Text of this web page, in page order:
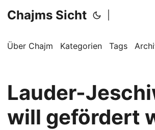
Chajms Sicht
Über Chajm Kategorien Tags
Lauder-
will gefördert